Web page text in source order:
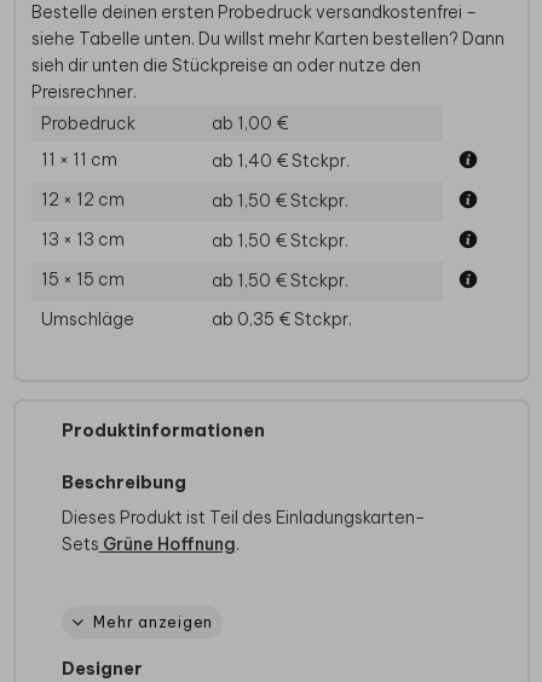
Bestelle deinen ersten Probedruck versandkostenfrei –
siehe Tabelle unten. Du willst mehr Karten bestellen? Dann
sieh dir unten die Stückpreise an oder nutze den
Preisrechner.
Probedruck
ab 1,00 €
11 × 11 cm
ab 1,40 €Stckpr.
12 × 12 cm
ab 1,50 €Stckpr.
13 × 13 cm
ab 1,50 €Stckpr.
15 × 15 cm
ab 1,50 €Stckpr.
Umschläge
ab 0,35 €Stckpr.
Produktinformationen
Beschreibung
Dieses Produkt ist Teil des Einladungskarten-
Sets Grüne Hoffnung.
Hübsche Einladung zur Taufe mit Zweigen und
Bei quadratische Karten fällt ggf. ein anderes
Mehr anzeigen
Designer